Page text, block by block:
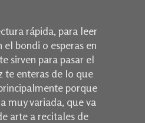
rápida, para leer
el bondi o esperas en
sirven para pasar el
te enteras de lo que
porque
muy variada, que va
arte a recitales de